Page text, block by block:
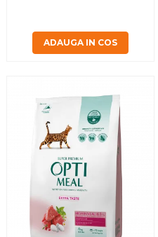
ADAUGA IN COS